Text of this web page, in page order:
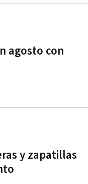
agosto con
y zapatillas